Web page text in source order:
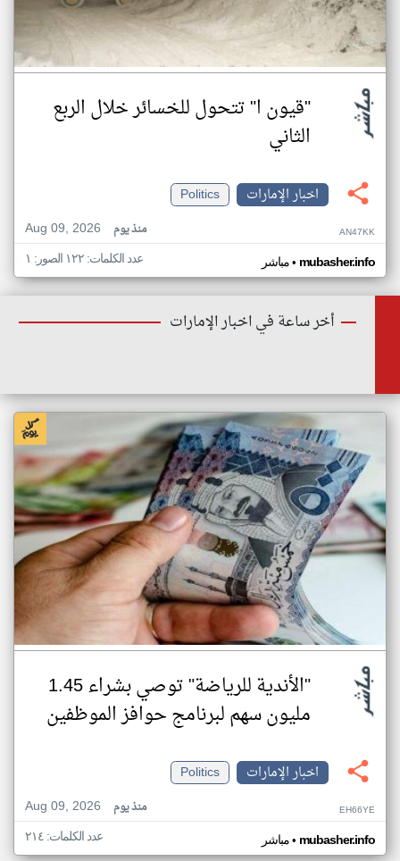
"قيون ا" تتحول للخسائر خلال الربع
الثاني
اخبار الإمارات
Politics
Aug 09, 2026
منذ يوم AN47KK
مباشر• mubasher.info عدد الكلمات: ١٢٢ الصور: ١
أخر ساعة في اخبار الإمارات
"الأندية للرياضة" توصي بشراء 1.45
مليون سهم لبرنامج حوافز الموظفين
اخبار الإمارات
Politics
Aug 09, 2026
منذ يوم EH66YE
مباشر• mubasher.info عدد الكلمات: ٢١٤